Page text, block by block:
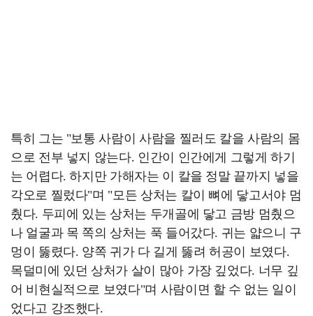
특히 그는 "보통 사람이 사람을 찔러도 칼을 사람의 몸
으로 전부 넣지 않는다. 인간이 인간에게 그렇게 하기
는 어렵다. 하지만 가해자는 이 칼을 정말 끝까지 넣을
각오로 찔렀다"며 "모든 상처는 칼이 뼈에 닿고서야 멈
췄다. 두피에 있는 상처는 두개골에 닿고 금방 멈췄으
나 얼굴과 목 쪽의 상처는 푹 들어갔다. 귀는 얇으니 구
멍이 뚫렸다. 양쪽 귀가 다 길게 뚫려 허공이 보였다.
목덜미에 있던 상처가 살이 많아 가장 깊었다. 너무 깊
어 비현실적으로 보였다"며 사람이면 할 수 없는 일이
었다고 강조했다.